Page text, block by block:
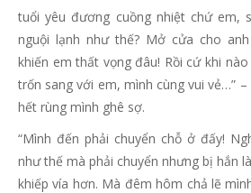
tuổi yêu đương cuồng nhiệt chứ em,
nguội lạnh như thế? Mở cửa cho
khiến em thất vọng đâu! Rồi cứ khi
trốn sang với em, mình cùng vui vẻ…”
hết rùng mình ghê sợ.
“Mình đến phải chuyển chỗ ở đấy!
như thế mà phải chuyển nhưng bị hắn
khiếp vía hơn. Mà đêm hôm chả lẽ